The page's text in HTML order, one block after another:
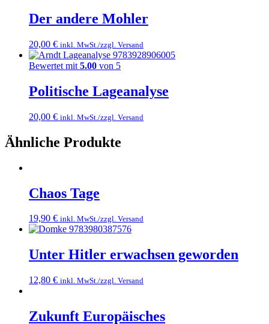
Der andere Mohler
20,00 € inkl. MwSt./zzgl. Versand
Bewertet mit 5.00 von 5
Politische Lageanalyse
20,00 € inkl. MwSt./zzgl. Versand
Ähnliche Produkte
Chaos Tage
19,90 € inkl. MwSt./zzgl. Versand
Unter Hitler erwachsen geworden
12,80 € inkl. MwSt./zzgl. Versand
Zukunft Europäisches